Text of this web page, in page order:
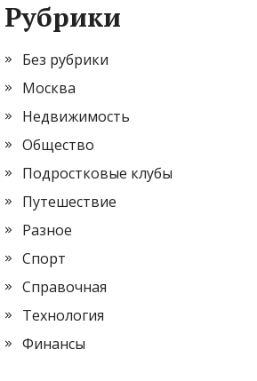
Рубрики
Без рубрики
Москва
Недвижимость
Общество
Подростковые клубы
Путешествие
Разное
Спорт
Справочная
Технология
Финансы